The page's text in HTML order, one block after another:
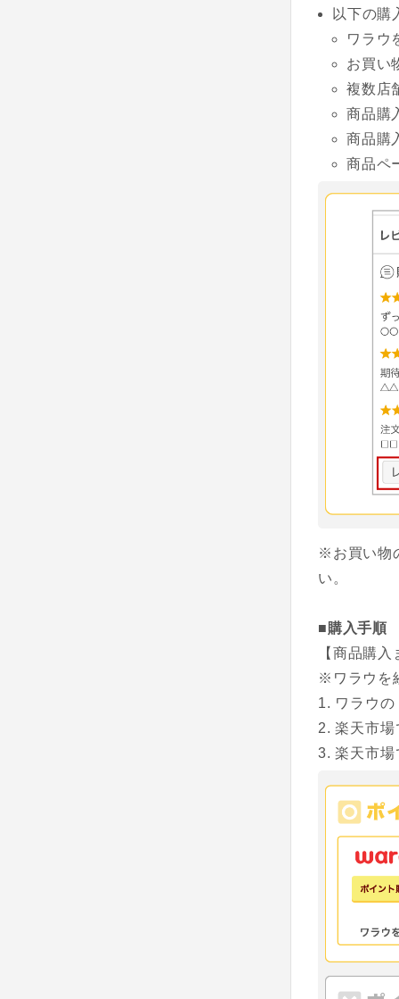
以下の購
ワラウ
お買い
複数店
商品購
商品購
商品ペ
※お買い物
い。
■購入手順
【商品購
※ワラウを
ワラウ
楽天市場
楽天市場